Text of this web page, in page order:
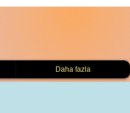
Daha fazla